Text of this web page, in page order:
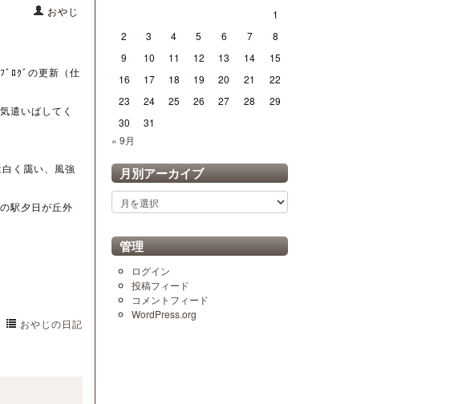
おやじ
ﾞﾛｸﾞの更新（仕
遣いばしてく
く靄い、風強
駅夕日が丘外
おやじの日記
1
2
3 4 5 6 7
8
9
10 11 12 13 14
15
16
17 18 19 20 21
22
23
24 25 26 27 28
29
30
31
« 9月
月別アーカイブ
月
別
ー
カ
イ
ブ
管理
ログイン
投稿フィード
コメントフィード
WordPress.org